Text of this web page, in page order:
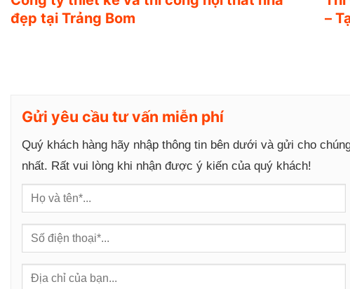
đẹp tại Trảng Bom
–
Gửi yêu cầu tư vấn miễn phí
Quý khách hàng hãy nhập thông tin bên dưới và gửi cho
nhất. Rất vui lòng khi nhận được ý kiến của quý khách!